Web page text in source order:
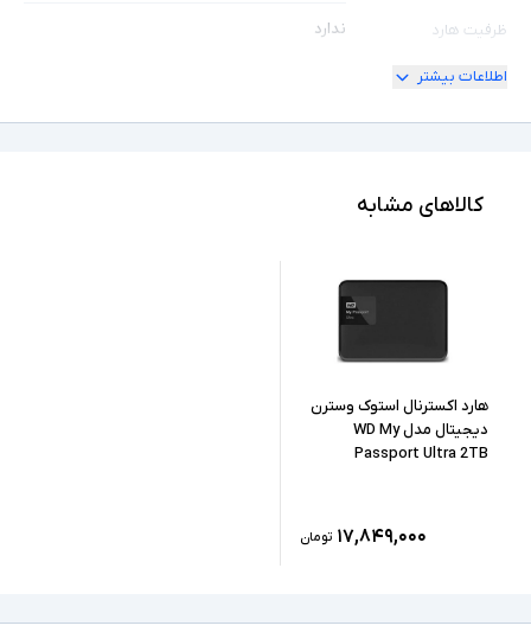
ظرفیت هارد ندارد
سایر توضیحات
اطلاعات بیشتر
کالاهای مشابه
هارد اکسترنال استوک وسترن
دیجیتال مدل WD My
Passport Ultra 2TB
۱۷,۸۴۹,۰۰۰ تومان